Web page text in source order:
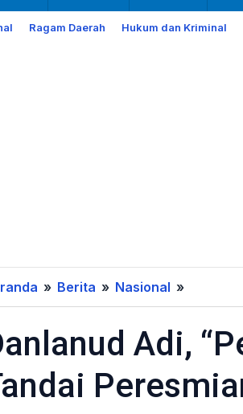
Ragam Daerah Hukum dan Kriminal
» Berita » Nasional »
Adi,
Batu
Pertama
Tandai
Adi,